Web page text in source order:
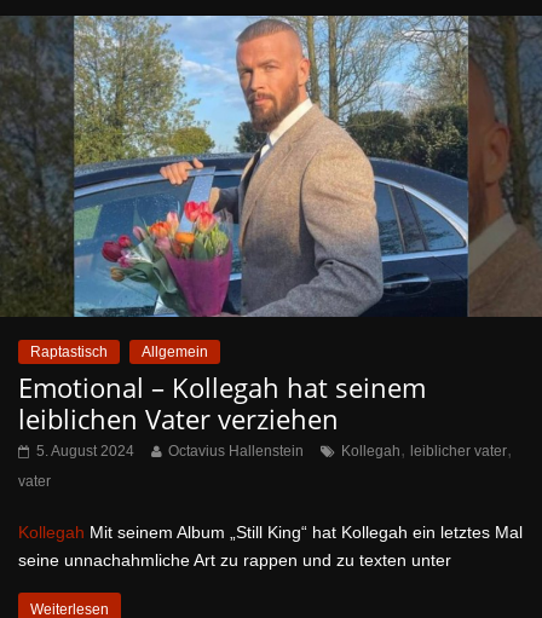
Raptastisch Allgemein
Emotional – Kollegah hat seinem
leiblichen Vater verziehen
5. August 2024 Octavius Hallenstein Kollegah, leiblicher vater,
vater
Kollegah Mit seinem Album „Still King“ hat Kollegah ein letztes Mal
seine unnachahmliche Art zu rappen und zu texten unter
Weiterlesen